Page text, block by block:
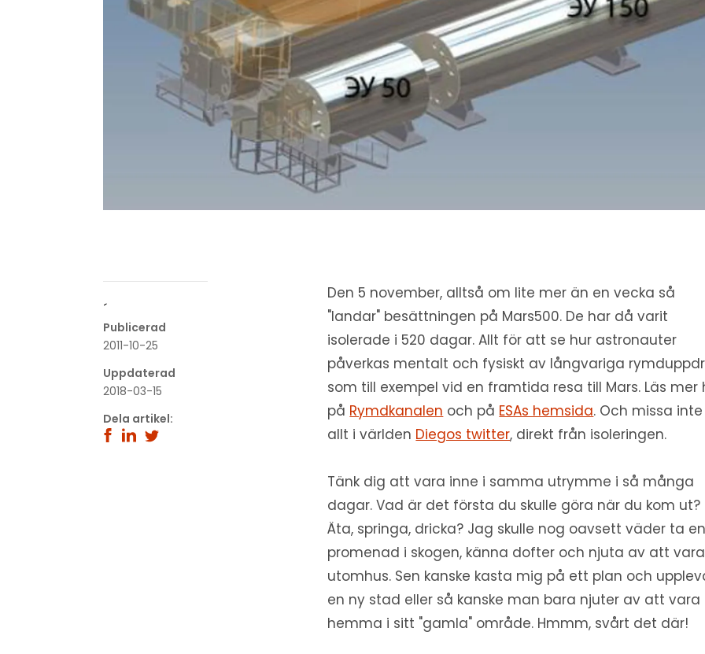
´
Publicerad
2011-10-25
Uppdaterad
2018-03-15
Dela artikel:
Den 5 november, alltså om lite mer än en vecka så
"landar" besättningen på Mars500. De har då varit
isolerade i 520 dagar. Allt för att se hur astronauter
påverkas mentalt och fysiskt av långvariga
som till exempel vid en framtida resa till Mars. Läs mer
på Rymdkanalen och på ESAs hemsida. Och missa
allt i världen Diegos twitter, direkt från isoleringen.
Tänk dig att vara inne i samma utrymme i så många
dagar. Vad är det första du skulle göra när du kom ut?
Äta, springa, dricka? Jag skulle nog oavsett väder ta
promenad i skogen, känna dofter och njuta av att vara
utomhus. Sen kanske kasta mig på ett plan och
en ny stad eller så kanske man bara njuter av att vara
hemma i sitt "gamla" område. Hmmm, svårt det där!